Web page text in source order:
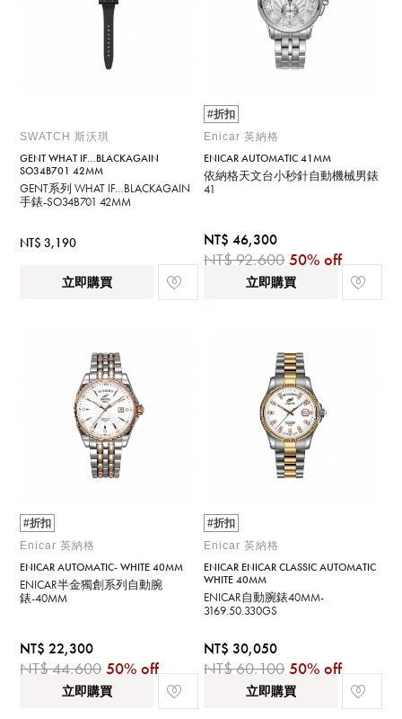
SWATCH 斯沃琪
GENT WHAT IF…BLACKAGAIN
SO34B701 42MM
GENT系列 WHAT IF…BLACKAGAIN
手錶-SO34B701 42MM
NT$ 3,190
立即購買
#折扣
Enicar 英納格
ENICAR AUTOMATIC 41MM
依納格天文台小秒針自動機械男錶
41
NT$ 46,300
NT$ 92,600 50% off
立即購買
#折扣
Enicar 英納格
ENICAR AUTOMATIC- WHITE 40MM
ENICAR半金獨創系列自動腕
錶-40MM
NT$ 22,300
NT$ 44,600 50% off
立即購買
#折扣
Enicar 英納格
ENICAR ENICAR CLASSIC AUTOMATIC
WHITE 40MM
ENICAR自動腕錶40MM-
3169.50.330GS
NT$ 30,050
NT$ 60,100 50% off
立即購買